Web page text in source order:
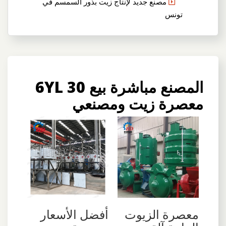
تونس
المصنع مباشرة بيع 6YL 30
معصرة زيت ومصنعي
معصرة الزيوت أفضل الأسعار